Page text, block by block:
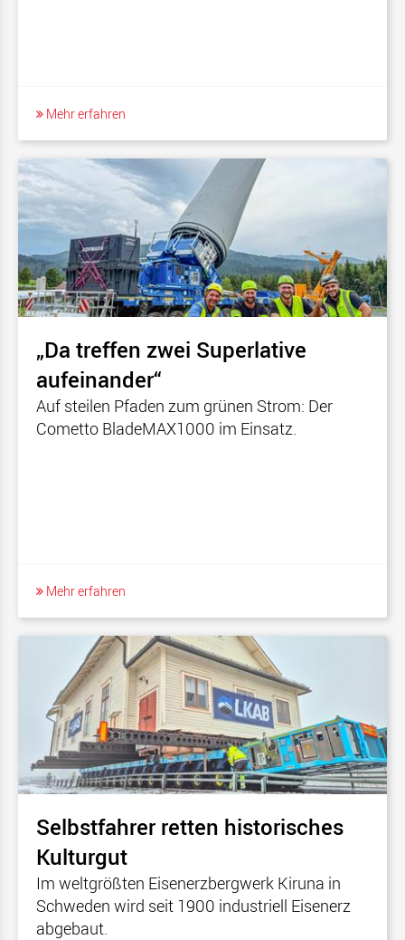
Mehr erfahren
„Da treffen zwei Superlative
aufeinander“
Auf steilen Pfaden zum grünen Strom: Der
Cometto BladeMAX1000 im Einsatz.
Mehr erfahren
Selbstfahrer retten historisches
Kulturgut
Im weltgrößten Eisenerzbergwerk Kiruna in
Schweden wird seit 1900 industriell Eisenerz
abgebaut.